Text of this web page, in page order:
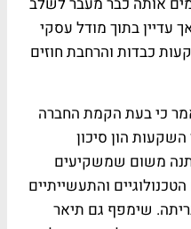
עדיין בתוך מודל עסקי
כבדות והרחבת חוזים
כי בעת הקמת החברה
הון סיכון
משום שמשקיעים
והתעשייתיים
שימפף גם תיאר